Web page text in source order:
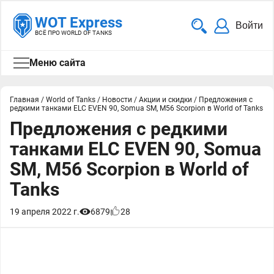
WOT Express
ВСЁ ПРО WORLD OF TANKS
Войти
Меню сайта
Главная / World of Tanks / Новости / Акции и скидки / Предложения с
редкими танками ELC EVEN 90, Somua SM, M56 Scorpion в World of Tanks
Предложения с редкими
танками ELC EVEN 90, Somua
SM, M56 Scorpion в World of
Tanks
19 апреля 2022 г. 6879 28